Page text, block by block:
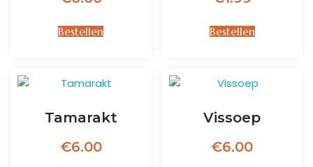
Bestellen Bestellen
Tamarakt
€6.00
Vissoep
€6.00